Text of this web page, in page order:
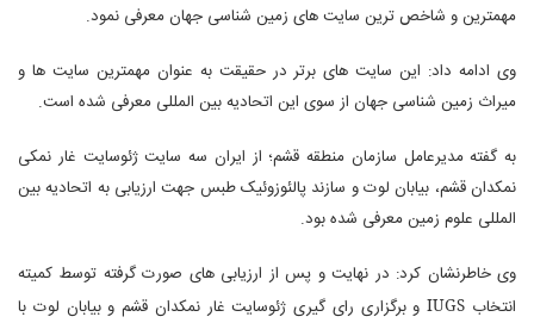
مهمترین و شاخص ترین سایت های زمین شناسی جهان معرفی نمود.
وی ادامه داد: این سایت های برتر در حقیقت به عنوان مهمترین سایت ها و
میراث زمین شناسی جهان از سوی این اتحادیه بین المللی معرفی شده است.
به گفته مدیرعامل سازمان منطقه قشم؛ از ایران سه سایت ژئوسایت غار نمکی
نمکدان قشم، بیابان لوت و سازند پالئوزوئیک طبس جهت ارزیابی به اتحادیه بین
المللی علوم زمین معرفی شده بود.
وی خاطرنشان کرد: در نهایت و پس از ارزیابی های صورت گرفته توسط کمیته
انتخاب IUGSو برگزاری رای گیری ژئوسایت غار نمکدان قشم و بیابان لوت با